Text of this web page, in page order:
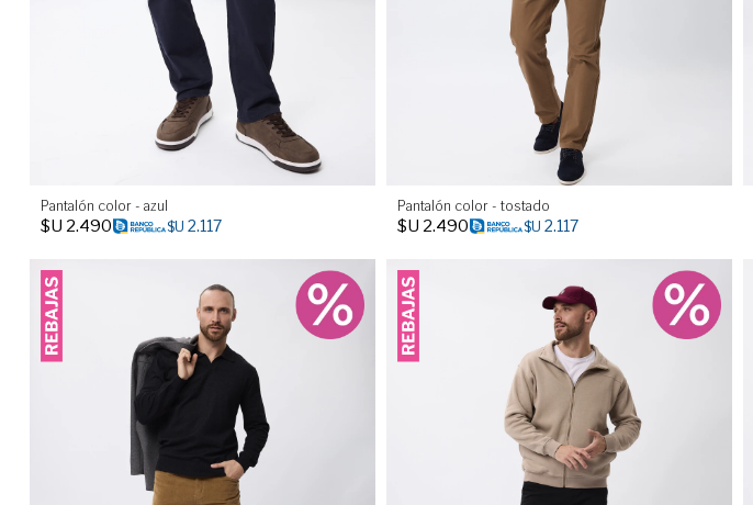
Pantalón color - azul
$U 2.490 $U 2.117
Pantalón color - tostado
$U 2.490 $U 2.117